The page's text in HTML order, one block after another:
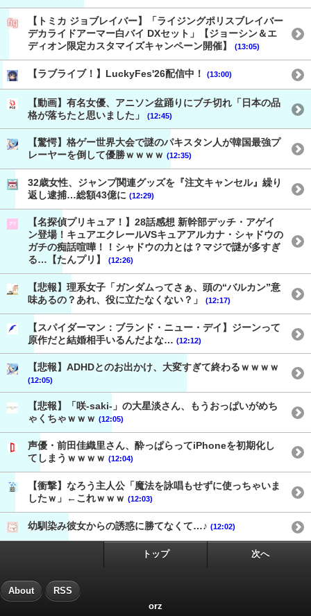
【トミカ ジョブレイバー】「ライジングポリスブレイバー
デカライドアーマー白バイ DXセット」【ジョーシン＆エ
ディオン限定カスタマイズキャンペーン開催】
(13:05)
【ラブライブ！】LuckyFes'26配信中！ (13:00)
【動画】有名女優、アニソン盆踊りにブチ切れ「日本の品
格が落ちたと思いました」
(12:45)
【驚愕】格ゲー世界大会で謎のパキスタン人が韓国最強プ
レーヤーを倒して優勝ｗｗｗｗ (12:35)
32歳女性、ジャンプ関連グッズを『注文キャンセル』繰り
返し逮捕…総額43億に (12:29)
【名探偵プリキュア！】28話感想 新幹部デッチ・アゲイ
ン登場！キュアエクレールVSキュアアルカナ・シャドウの
ガチの痴話喧嘩！！シャドウの力とは？マジで謎が多すぎ
る…【たんプリ】
(12:26)
【悲報】理系女子「ガンダムってさぁ、頭の“バルカン”意
味あるの？あれ、役に立たなくない？」
(12:17)
【スパイダーマン：ブランド・ニュー・デイ】ジーンって
原作だと結婚相手いるんだよな… (12:12)
【悲報】ADHDとのお出かけ、大変すぎて終わるｗｗｗｗ
(12:05)
【悲報】「咲-saki-」の大星淡さん、もうおっぱいがめち
ゃくちゃｗｗｗ (12:05)
声優・前田佳織里さん、酔っぱらってiPhoneを初期化し
てしまうｗｗｗｗ (12:04)
【衝撃】なろう主人公「魔法を詠唱もせずに使っちゃいま
したｗ」←これｗｗｗ (12:03)
幼馴染み彼女からの誘惑に勝てなくて…♪ (12:02)
トップ 次へ
About RSS
orz